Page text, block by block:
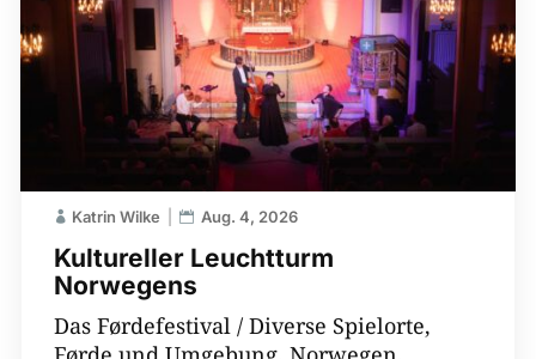
Kultureller Leuchtturm
Norwegens
Katrin Wilke Aug. 4, 2026
Das Førdefestival / Diverse Spielorte,